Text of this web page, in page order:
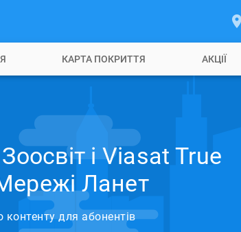
КАРТА ПОКРИТТЯ АКЦІЇ
і Viasat True
Ланет
для абонентів